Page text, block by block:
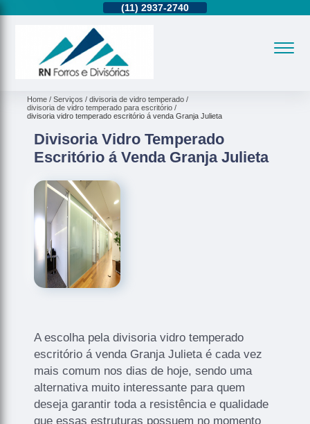
(11)2937-2740
Home Serviços
divisoria de vidro temperado
divisoria de vidro temperado para escritório
divisoria vidro temperado escritório á venda Granja Julieta
Divisoria Vidro Temperado
Escritório á Venda Granja Julieta
A escolha pela divisoria vidro temperado
escritório á venda Granja Julieta é cada vez
mais comum nos dias de hoje, sendo uma
alternativa muito interessante para quem
deseja garantir toda a resistência e qualidade
que essas estruturas possuem no momento